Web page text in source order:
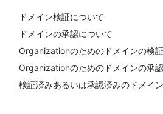
ドメイン検証について
ドメインの承認について
Organizationのためのドメインの検証
Organizationのためのドメインの承認
検証済みあるいは承認済みのドメイ